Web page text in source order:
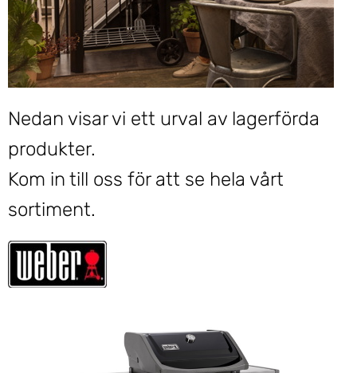
Nedan visar vi ett urval av lagerförda
produkter.
Kom in till oss för att se hela vårt
sortiment.